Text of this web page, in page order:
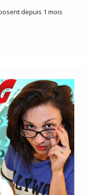
depuis 1 mois